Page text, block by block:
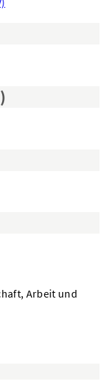
Arbeit und